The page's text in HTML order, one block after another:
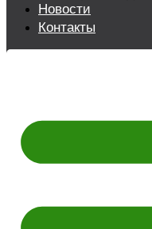
Новости
Контакты